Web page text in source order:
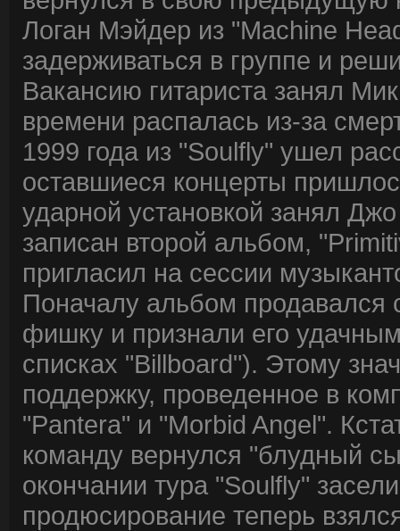
Логан Мэйдер из "Machine
задерживаться в группе и
Вакансию гитариста занял
времени распалась из-за
1999 года из "Soulfly" ушел
оставшиеся концерты
ударной установкой занял
записан второй альбом,
пригласил на сессии
Поначалу альбом
фишку и признали его
списках "Billboard"). Этому
поддержку, проведенное в
"Pantera" и "Morbid Angel".
команду вернулся "блудный
окончании тура "Soulfly"
продюсирование теперь